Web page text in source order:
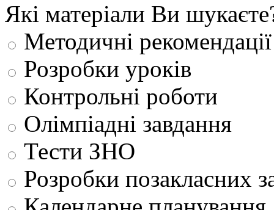
Які матеріали Ви
Методичні рекомендації
Розробки уроків
Контрольні роботи
Олімпіадні завдання
Тести ЗНО
Розробки позакласних